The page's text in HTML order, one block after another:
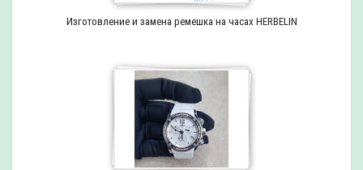
Изготовление и замена ремешка на часах HERBELIN